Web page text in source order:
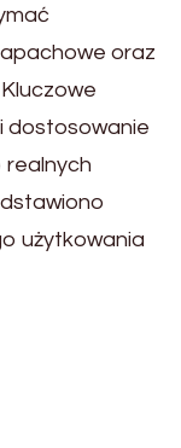
oraz
dostosowanie
realnych
użytkowania